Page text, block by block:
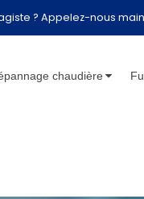
? Appelez-nous
chaudière